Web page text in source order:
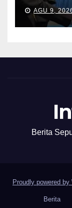
AGU 9,
Berita
Proudly powered by
Berita